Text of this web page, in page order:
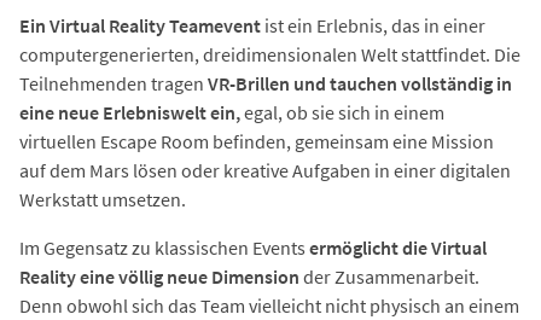
Ein Virtual Reality Teamevent ist ein Erlebnis, das in einer
computergenerierten, dreidimensionalen Welt stattfindet. Die
Teilnehmenden tragen VR-Brillen und tauchen vollständig in
eine neue Erlebniswelt ein,egal, ob sie sich in einem
virtuellen Escape Room befinden, gemeinsam eine Mission
auf dem Mars lösen oder kreative Aufgaben in einer digitalen
Werkstatt umsetzen.
Im Gegensatz zu klassischen Events ermöglicht die Virtual
Reality eine völlig neue Dimension der Zusammenarbeit.
Denn obwohl sich das Team vielleicht nicht physisch an einem